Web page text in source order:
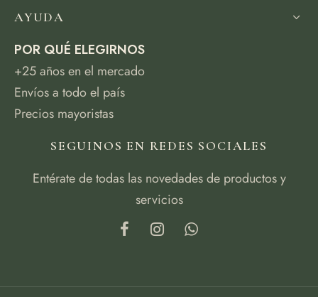
AYUDA
POR QUÉ ELEGIRNOS
+25 años en el mercado
Envíos a todo el país
Precios mayoristas
SEGUINOS EN REDES SOCIALES
Entérate de todas las novedades de productos y
servicios